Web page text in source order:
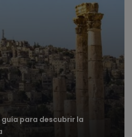
guía para descubrir la